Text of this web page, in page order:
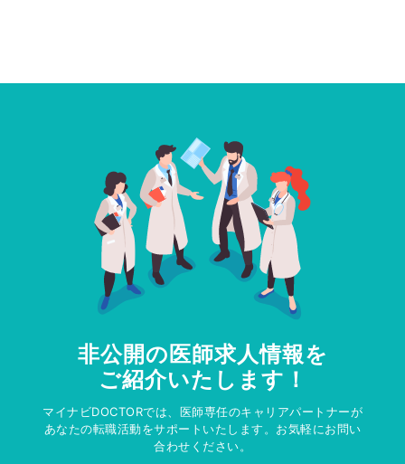
非公開の医師求人情報を
ご紹介いたします！
マイナビDOCTORでは、医師専任のキャリアパートナーが
あなたの転職活動をサポートいたします。お気軽にお問い
合わせください。